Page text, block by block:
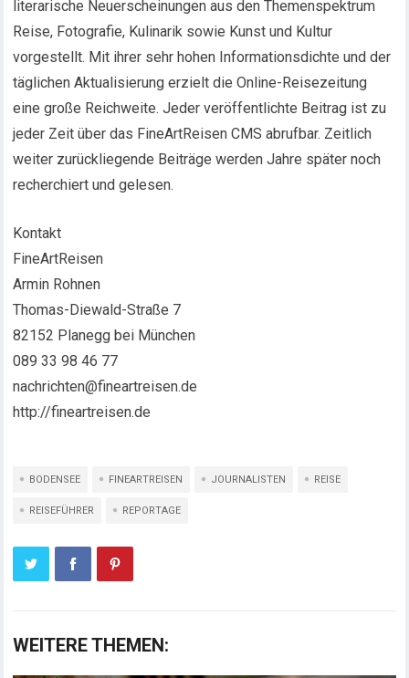
literarische Neuerscheinungen aus den Themenspektrum
Reise, Fotografie, Kulinarik sowie Kunst und Kultur
vorgestellt. Mit ihrer sehr hohen Informationsdichte und der
täglichen Aktualisierung erzielt die Online-Reisezeitung
eine große Reichweite. Jeder veröffentlichte Beitrag ist zu
jeder Zeit über das FineArtReisen CMS abrufbar. Zeitlich
weiter zurückliegende Beiträge werden Jahre später noch
recherchiert und gelesen.
Kontakt
FineArtReisen
Armin Rohnen
Thomas-Diewald-Straße 7
82152 Planegg bei München
089 33 98 46 77
nachrichten@fineartreisen.de
http://fineartreisen.de
BODENSEE FINEARTREISEN JOURNALISTEN REISE
REISEFÜHRER REPORTAGE
WEITERE THEMEN: